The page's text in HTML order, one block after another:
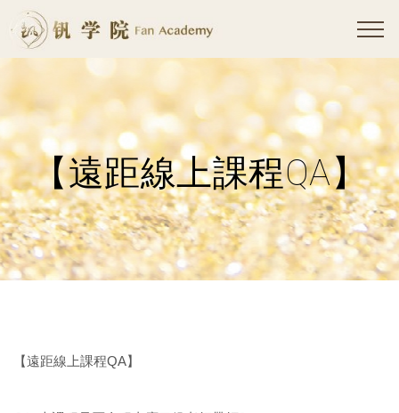
【遠距線上課程QA】
【遠距線上課程QA】